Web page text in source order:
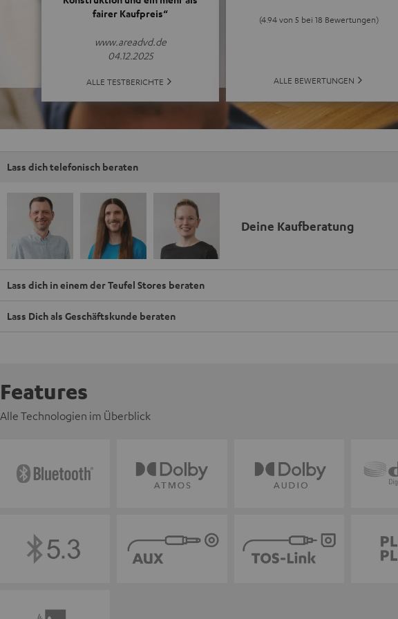
fairer Kaufpreis“
www.areadvd.de
04.12.2025
ALLE TESTBERICHTE
(4.94 von 5 bei 18 Bewertungen)
ALLE BEWERTUNGEN
Lass dich telefonisch beraten
Deine Kaufberatung
Lass dich in einem der Teufel Stores beraten
Lass Dich als Geschäftskunde beraten
Features
Alle Technologien im Überblick